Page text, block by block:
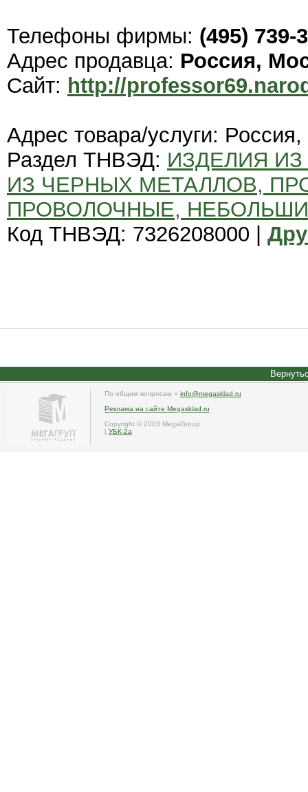
Телефоны фирмы: (495) 739-
Адрес продавца: Россия,
Сайт: http://
Адрес товара/услуги:
Раздел ТНВЭД: ИЗДЕЛИЯ
ИЗ ЧЕРНЫХ МЕТАЛЛОВ,
ПРОВОЛОЧНЫЕ,
Код ТНВЭД: 7326208000 |
По общим вопросам » info@megasklad.ru
Реклама на сайте Megasklad.ru
Copyright © 2003 MegaGroup
| УБК-2а